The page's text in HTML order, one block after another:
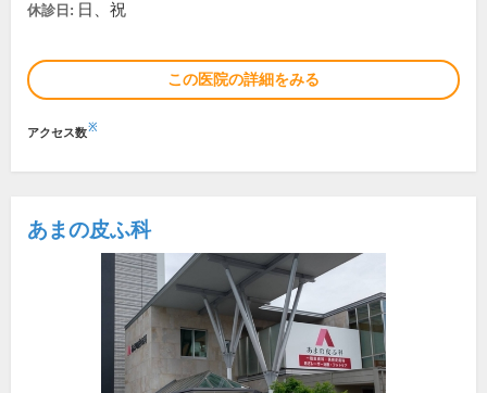
休診日: 日、祝
この医院の詳細をみる
アクセス数※
あまの皮ふ科